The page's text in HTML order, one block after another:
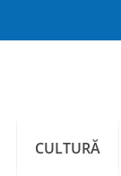
CULTURĂ